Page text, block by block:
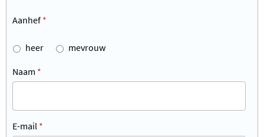
Aanhef *
heer mevrouw
Naam *
E-mail *